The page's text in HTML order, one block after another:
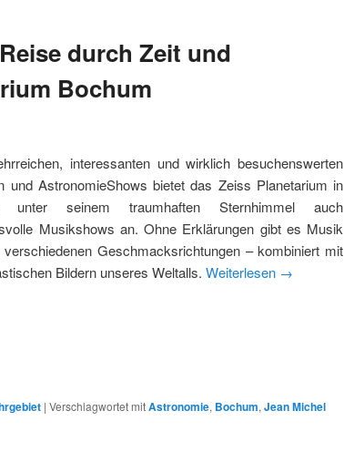
durch Zeit und
Bochum
interessanten und wirklich besuchenswerten
und AstronomieShows bietet das Zeiss Planetarium in
unter seinem traumhaften Sternhimmel auch
Musikshows an. Ohne Erklärungen gibt es Musik
Geschmacksrichtungen – kombiniert mit
Bildern unseres Weltalls.Weiterlesen →
| Verschlagwortet mitAstronomie, Bochum, Jean Michel